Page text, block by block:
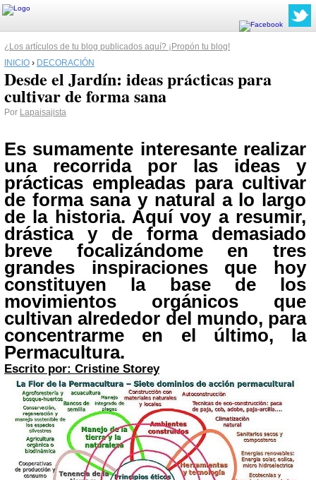
¿Los artículos de tu blog publicados aquí? ¡Propón tu blog!
INICIO › DECORACIÓN
Desde el Jardín: ideas prácticas para
cultivar de forma sana
Por Lapaisajista
Es sumamente interesante realizar
una recorrida por las ideas y
prácticas empleadas para cultivar
de forma sana y natural a lo largo
de la historia. Aquí voy a resumir,
drástica y de forma demasiado
breve focalizándome en tres
grandes inspiraciones que hoy
constituyen la base de los
movimientos orgánicos que
cultivan alrededor del mundo, para
concentrarme en el último, la
Permacultura.
Escrito por: Cristine Storey